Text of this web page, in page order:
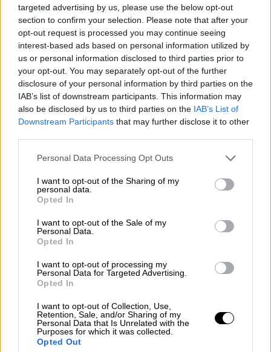
targeted advertising by us, please use the below opt-out
section to confirm your selection. Please note that after your
opt-out request is processed you may continue seeing
interest-based ads based on personal information utilized by
us or personal information disclosed to third parties prior to
your opt-out. You may separately opt-out of the further
disclosure of your personal information by third parties on the
IAB’s list of downstream participants. This information may
also be disclosed by us to third parties on the IAB’s List of
Downstream Participants that may further disclose it to other
Please note that this website/app uses one or more Google
not limited to your visit or usage behaviour. You may click to
grant or deny consent to Google and its third-party tags to
use your data for below specified purposes in below Google
consent section.
Personal Data Processing Opt Outs
I want to opt-out of the Sharing of my
personal data.
Opted In
I want to opt-out of the Sale of my
Personal Data.
Opted In
I want to opt-out of processing my
Personal Data for Targeted Advertising.
Opted In
I want to opt-out of Collection, Use,
Retention, Sale, and/or Sharing of my
Personal Data that Is Unrelated with the
Purposes for which it was collected.
Opted Out
«Ας ελπίσουμε ότιθα σπάσει κατά
διαστήματα το ρήγμα με μικρότερους
σεισμούςκαι δεν θα έχουμε εν πάση
περιπτώσει τεράστιες επιπτώσεις,όπως
είχαμε για παράδειγμαστην Αντιόχεια»
ανέφερε ακόμη ο καθηγητής.
Τι έχουμε να μάθουμε από τους
Ιάπωνες
Με αφορμή τα 7,6 Ρίχτερ του σεισμού στην
Ιαπωνία, ο κ. Λέκκας σχολίασε: «Εκείνο το
οποίο έχουμε να πάρουμε από τους
Ιάπωνες
πειθαρχία, ηυπακοή, όλα αυτά τα οποία δεν
τα έχουν όχι μόνο εμείς αλλά και οι άλλοι
λαοί.
Είναι πολύ συντεταγμένοι,
εκπαιδευμένοι και η νοοτροπία τους είναι
τελείως διαφορετική από τη δικιά μας
Συνεπώς υπακούν στις οδηγίες με
στωικότητα, με καρτερικότητακαι ό,τι
κάνουν το κάνουν όλοι μαζί».